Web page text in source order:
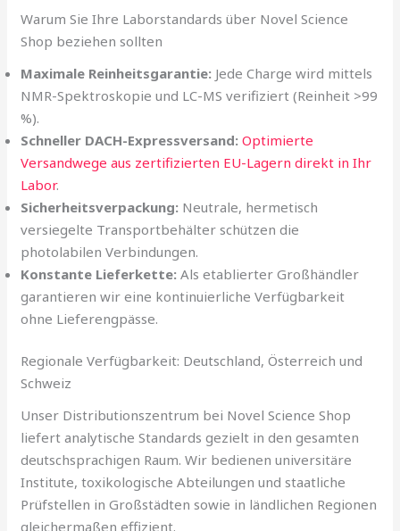
Warum Sie Ihre Laborstandards über Novel Science
Shop beziehen sollten
Maximale Reinheitsgarantie: Jede Charge wird mittels
NMR-Spektroskopie und LC-MS verifiziert (Reinheit >99
%).
Schneller DACH-Expressversand: Optimierte
Versandwege aus zertifizierten EU-Lagern direkt in Ihr
Labor.
Sicherheitsverpackung: Neutrale, hermetisch
versiegelte Transportbehälter schützen die
photolabilen Verbindungen.
Konstante Lieferkette: Als etablierter Großhändler
garantieren wir eine kontinuierliche Verfügbarkeit
ohne Lieferengpässe.
Regionale Verfügbarkeit: Deutschland, Österreich und
Schweiz
Unser Distributionszentrum bei Novel Science Shop
liefert analytische Standards gezielt in den gesamten
deutschsprachigen Raum. Wir bedienen universitäre
Institute, toxikologische Abteilungen und staatliche
Prüfstellen in Großstädten sowie in ländlichen Regionen
gleichermaßen effizient.